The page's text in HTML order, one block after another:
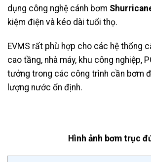
dụng công nghệ cánh bơm
kiệm điện và kéo dài tuổi thọ.
EVMS rất phù hợp cho các hệ thống
cao tầng, nhà máy, khu công nghiệp,
tưởng trong các công trình cần bơm
lượng nước ổn định.
Hình ảnh bơm trục